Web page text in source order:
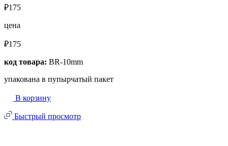
₽175
цена
₽175
код товара: BR-10mm
упакована в пупырчатый пакет
В корзину
Быстрый просмотр